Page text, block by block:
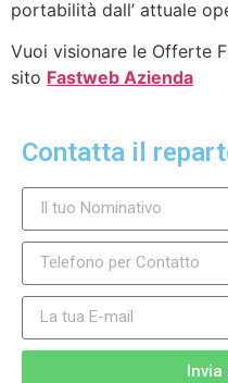
portabilità dall’ attuale
Vuoi visionare le Offerte
sito Fastweb Azienda
Contatta il
Invia